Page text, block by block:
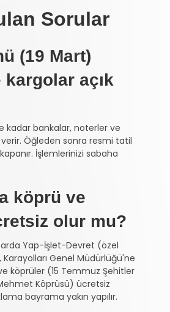
Sorular
(19 Mart)
açık
kadar bankalar, noterler ve
Öğleden sonra resmi tatil
İşlemlerinizi sabaha
köprü ve
olur mu?
Yap-İşlet-Devret (özel
Genel Müdürlüğü'ne
köprüler (15 Temmuz Şehitler
Köprüsü) ücretsiz
bayrama yakın yapılır.